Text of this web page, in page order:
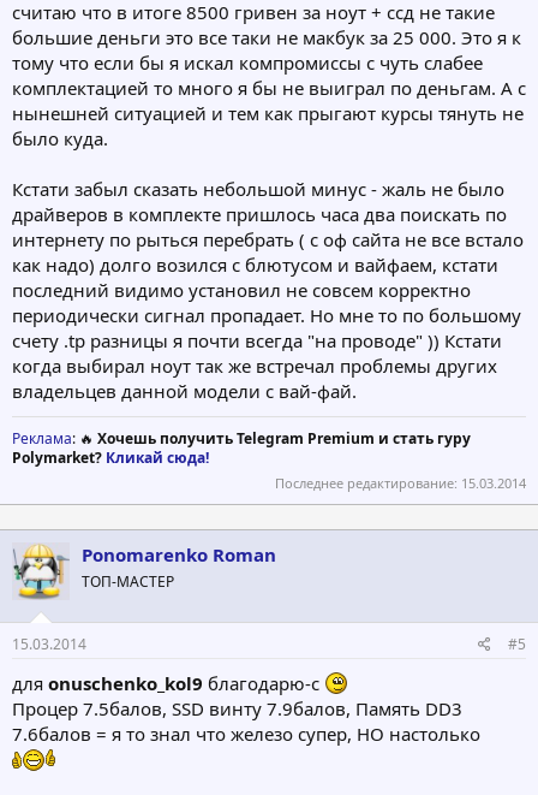
считаю что в итоге 8500 гривен за ноут + ссд не такие
большие деньги это все таки не макбук за 25 000. Это я к
тому что если бы я искал компромиссы с чуть слабее
комплектацией то много я бы не выиграл по деньгам. А с
нынешней ситуацией и тем как прыгают курсы тянуть не
было куда.
Кстати забыл сказать небольшой минус - жаль не было
драйверов в комплекте пришлось часа два поискать по
интернету по рыться перебрать ( с оф сайта не все встало
как надо) долго возился с блютусом и вайфаем, кстати
последний видимо установил не совсем корректно
периодически сигнал пропадает. Но мне то по большому
счету .tp разницы я почти всегда "на проводе" )) Кстати
когда выбирал ноут так же встречал проблемы других
владельцев данной модели с вай-фай.
Реклама: 🔥 Хочешь получить Telegram Premium и стать гуру
Polymarket? Кликай сюда!
Последнее редактирование: 15.03.2014
Ponomarenko Roman
ТОП-МАСТЕР
15.03.2014 #5
для onuschenko_kol9 благодарю-с
Процер 7.5балов, SSD винту 7.9балов, Память DD3
7.6балов = я то знал что железо супер, НО настолько